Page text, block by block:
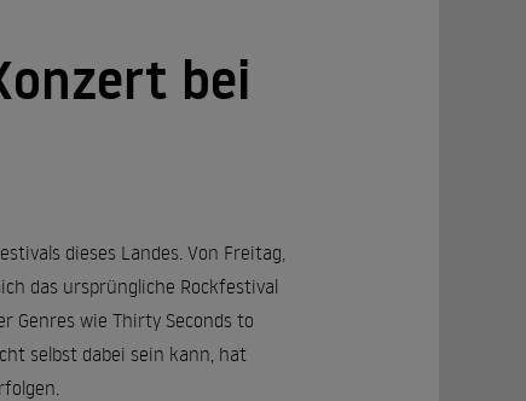
bei
dieses Landes. Von Freitag,
das ursprüngliche Rockfestival
Genres wie Thirty Seconds to
selbst dabei sein kann, hat